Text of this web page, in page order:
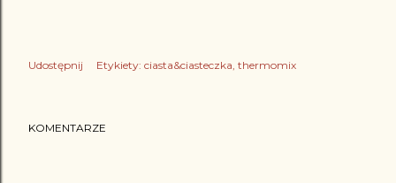
Udostępnij Etykiety: ciasta&ciasteczka thermomix
KOMENTARZE